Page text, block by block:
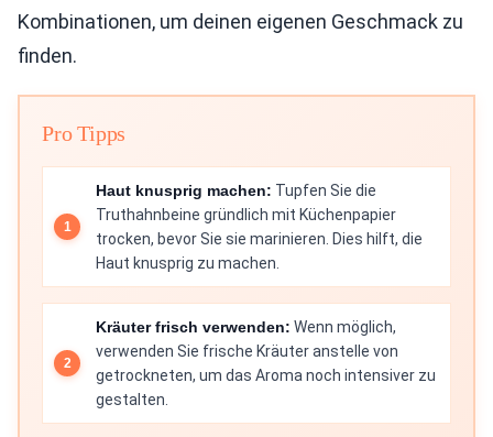
Kombinationen, um deinen eigenen Geschmack zu
finden.
Pro Tipps
Haut knusprig machen: Tupfen Sie die
Truthahnbeine gründlich mit Küchenpapier
trocken, bevor Sie sie marinieren. Dies hilft, die
Haut knusprig zu machen.
Kräuter frisch verwenden: Wenn möglich,
verwenden Sie frische Kräuter anstelle von
getrockneten, um das Aroma noch intensiver zu
gestalten.